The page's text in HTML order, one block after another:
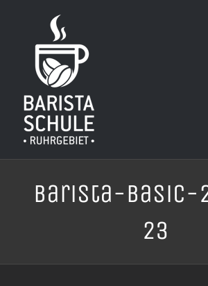
springen
Barista-Basic-
23